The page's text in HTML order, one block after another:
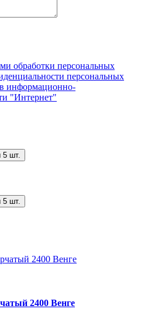
обработки персональных
персональных
в информационно-
"Интернет"
5 шт.
5 шт.
2400 Венге